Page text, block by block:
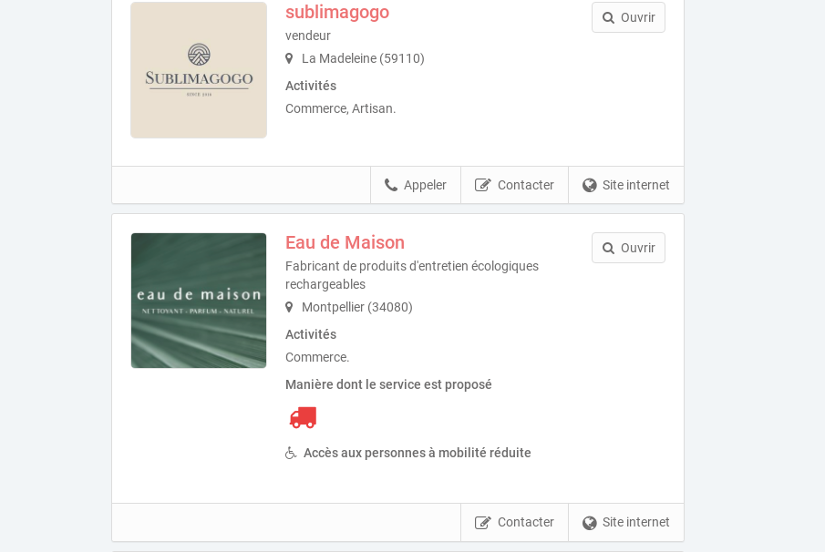
sublimagogo
vendeur
La Madeleine (59110)
Activités
Commerce, Artisan.
Ouvrir
Site internet
Contacter
Appeler
Eau de Maison
Fabricant de produits d'entretien écologiques
rechargeables
Montpellier (34080)
Activités
Commerce.
Manière dont le service est proposé
Accès aux personnes à mobilité réduite
Ouvrir
Site internet
Contacter